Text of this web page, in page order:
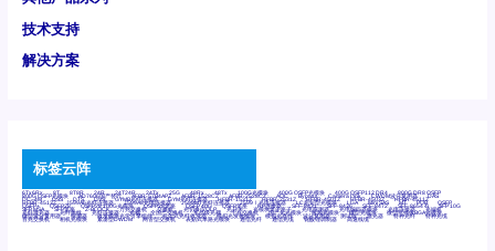
技术支持
解决方案
标签云阵
6Tx6Rx 8T 8T8R 24R 24T24R 24Tx 25G 48Rx 48Tx 100G光模块 400G OSFP光模块 400G QSFP112 DR4 800G DR8 OSFP
800G OSFP光模块 AD7606国产替代 AFBR-57B4APZ AFBR-1528CZ AFBR-2528CZ AOC Bypass Camera Link CWDM波分复用器 DAS
DC~4M DSS DTS DVS GYMB光纤连接器 GYM光纤连接器 HFBR-1531Z HFBR-2531Z HFBR-4501Z HFBR-4503Z HFBR-4511Z
HFBR-4513Z J599A6光纤连接器 J599A8光电连接器 J599MT光纤连接器 J599Ⅰ光电连接器 LC超短型光模块 LGA Mini SAS MT POB QSFP
QSFP+ QSFP28 QSFP28 100G光模块 QSFP28笼座 QSFP 40G QSFP笼座 RP连接器 SFF-8431 SFF-8436 SFF-8472 SFF-8654 4i SFP 10G
SFP MSA SFP笼座 Z-BLOCK 万兆交换机 交换机 光切换仪OLP 光开关 光模块笼子座子 光电探测器 光电编码器模块 光电连接器 光端机
光纤激光器 光纤跳线 光纤连接器 光耦 全国产交换机 军品级光耦 千兆交换机 国产化光模块 射频光模块 微型光模块 微型可插拔BGA光模块
微型波分复用器 探测器 收发模块光学引擎组件 机架式光纤收发器 模拟光发射模块 模拟光器件 波分复用器 测试版 激光器 特种光纤 特种光缆
百兆交换机 相机光模块 紧凑型DWDM 网管型交换机 表贴式单路光模块 通信光纤 通信光缆 铌酸锂调制器 高速线缆